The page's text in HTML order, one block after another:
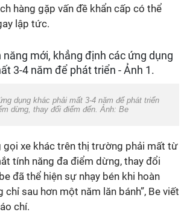
hàng gặp vấn đề khẩn cấp có thể
lập tức.
dụng khác phải mất 3-4 năm để phát triển
dừng, thay đổi điểm đến. Ảnh: Be
gọi xe khác trên thị trường phải mất từ
tính năng đa điểm dừng, thay đổi
đã thể hiện sự nhạy bén khi hoàn
chỉ sau hơn một năm lăn bánh”, Be viết
chí.